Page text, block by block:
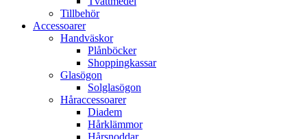
Tillbehör
Accessoarer
Handväskor
Plånböcker
Shoppingkassar
Glasögon
Solglasögon
Håraccessoarer
Diadem
Hårklämmor
Hårsnoddar